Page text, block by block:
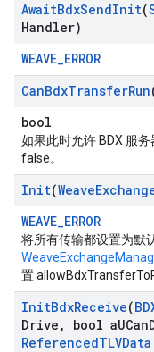
AwaitBdxSendInit(
Handler)
WEAVE_ERROR
CanBdxTransferRun
bool
如果此时允许 BDX 服
false。
Init(Weave
WEAVE_ERROR
将所有传输都设置为默
置
InitBdxReceive(
Drive , bool aUCan
ReferencedTLVData